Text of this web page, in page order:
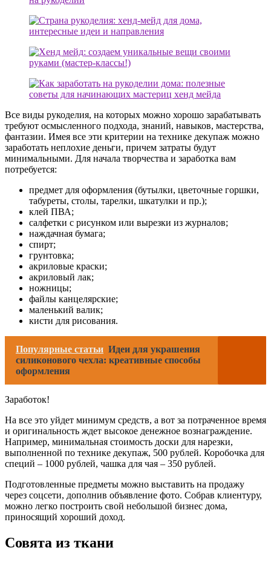
Все виды рукоделия, на которых можно хорошо зарабатывать
требуют осмысленного подхода, знаний, навыков, мастерства,
фантазии. Имея все эти критерии на технике декупаж можно
заработать неплохие деньги, причем затраты будут
минимальными. Для начала творчества и заработка вам
потребуется:
предмет для оформления (бутылки, цветочные горшки,
табуреты, столы, тарелки, шкатулки и пр.);
клей ПВА;
салфетки с рисунком или вырезки из журналов;
наждачная бумага;
спирт;
грунтовка;
акриловые краски;
акриловый лак;
ножницы;
файлы канцелярские;
маленький валик;
кисти для рисования.
Популярные статьи Идеи для украшения
силиконового чехла: креативные способы
оформления
Заработок!
На все это уйдет минимум средств, а вот за потраченное время
и оригинальность ждет высокое денежное вознаграждение.
Например, минимальная стоимость доски для нарезки,
выполненной по технике декупаж, 500 рублей. Коробочка для
специй – 1000 рублей, чашка для чая – 350 рублей.
Подготовленные предметы можно выставить на продажу
через соцсети, дополнив объявление фото. Собрав клиентуру,
можно легко построить свой небольшой бизнес дома,
приносящий хороший доход.
Совята из ткани